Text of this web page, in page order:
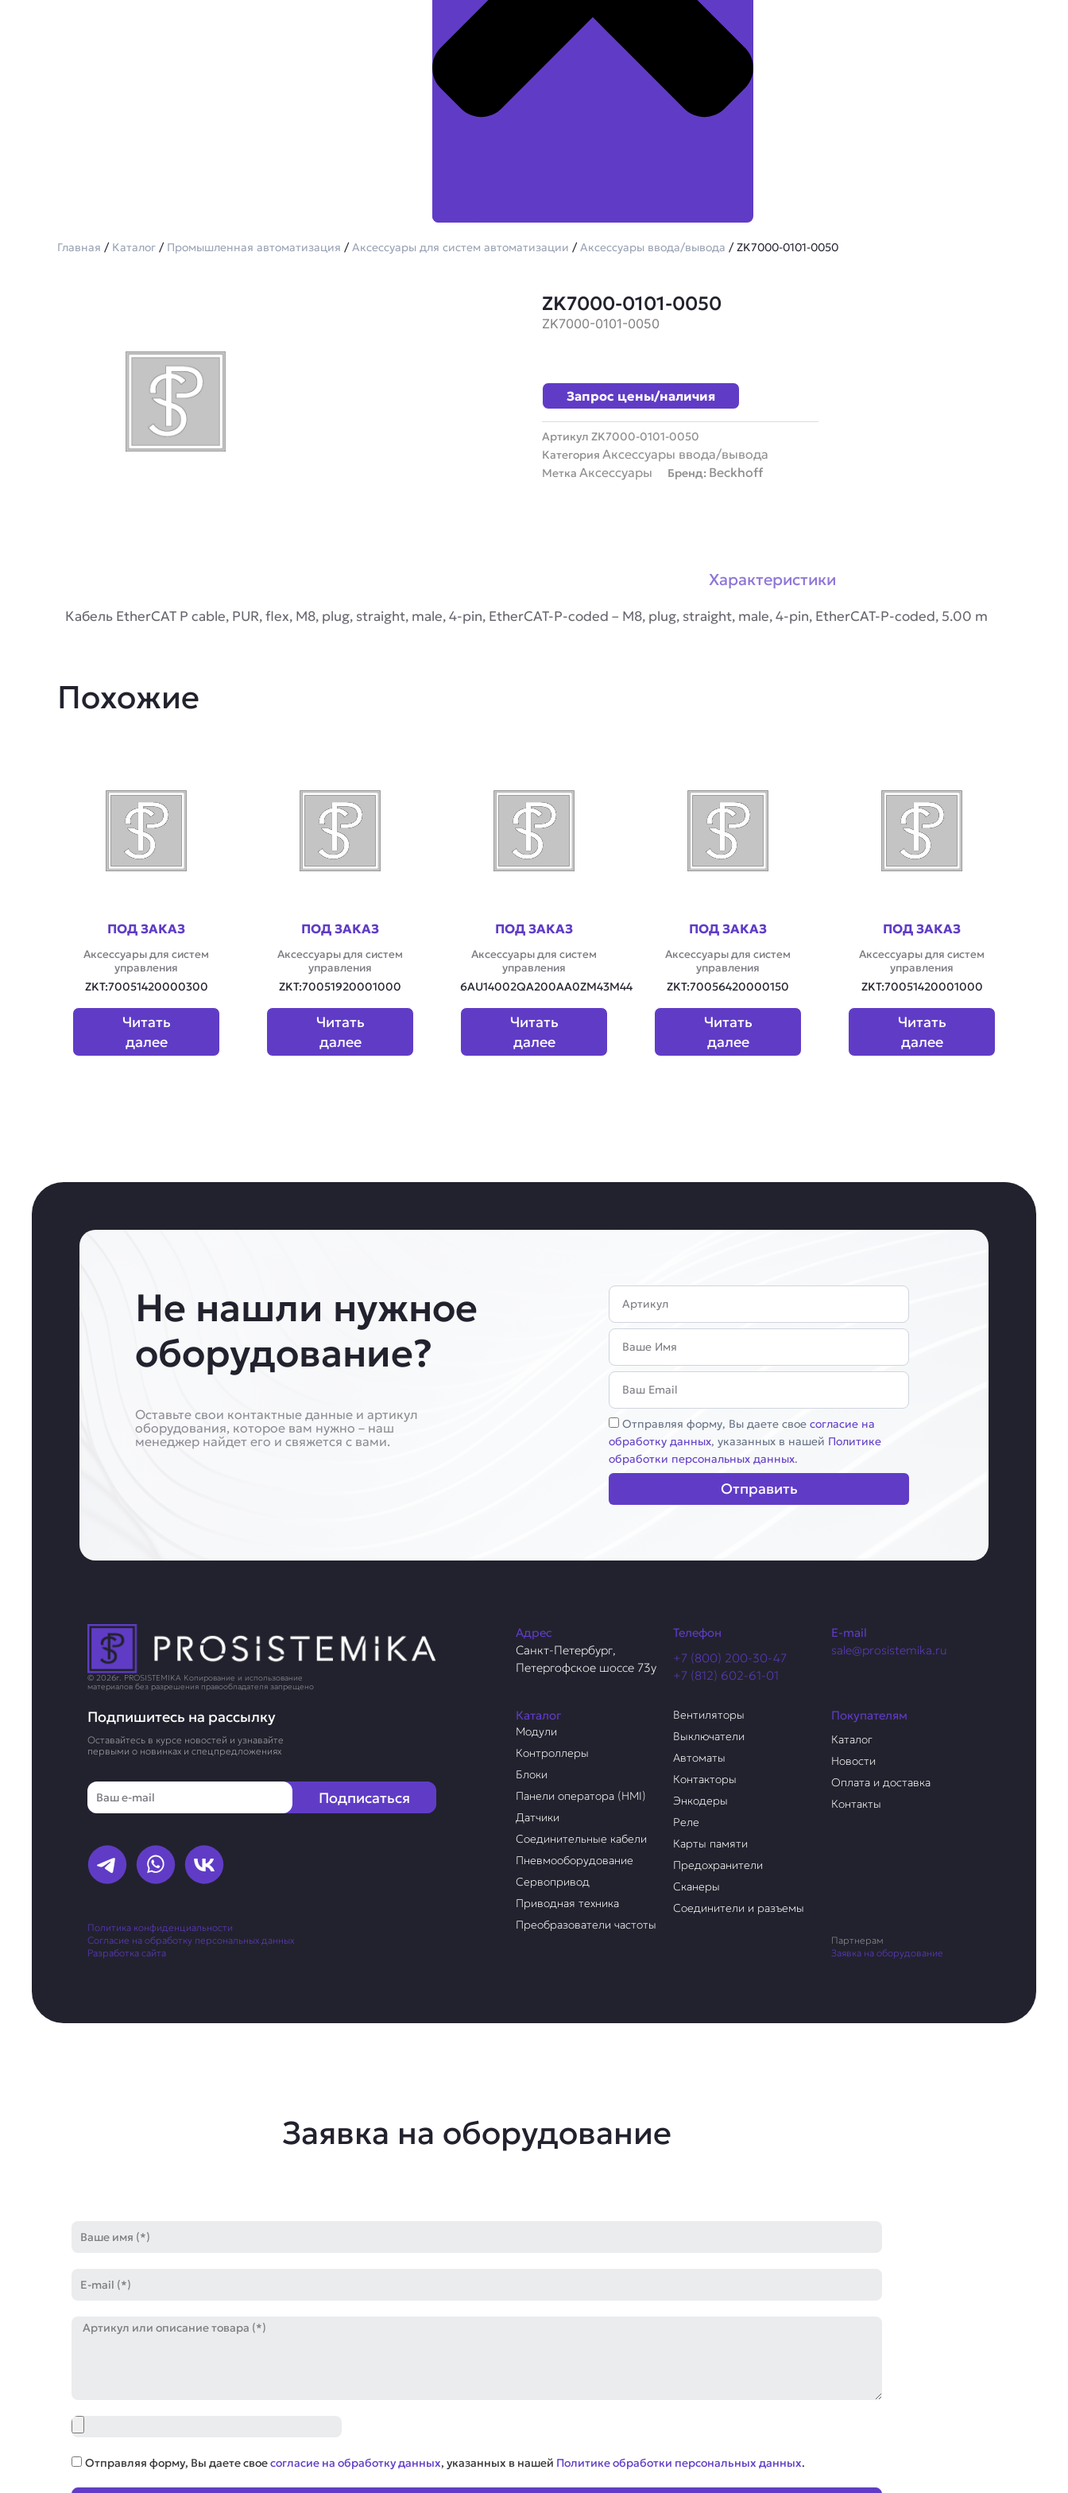
Главная / Каталог / Промышленная автоматизация /Аксессуары для систем автоматизации /Аксессуары ввода/вывода / ZK7000-0101-0050
ZK7000-0101-0050
ZK7000-0101-0050
Запрос цены/наличия
Артикул ZK7000-0101-0050
Категория Аксессуары ввода/вывода
Метка Аксессуары Бренд: Beckhoff
Характеристики
Кабель EtherCAT P cable, PUR, flex, M8, plug, straight, male, 4-pin, EtherCAT-P-coded – M8, plug, straight, male, 4-pin, EtherCAT-P-coded, 5.00 m
Похожие
ПОД ЗАКАЗ
Аксессуары для систем
управления
ZKT:70051420000300
Читать
далее
ПОД ЗАКАЗ
Аксессуары для систем
управления
ZKT:70051920001000
Читать
далее
ПОД ЗАКАЗ
Аксессуары для систем
управления
6AU14002QA200AA0ZM43M44
Читать
далее
ПОД ЗАКАЗ
Аксессуары для систем
управления
ZKT:70056420000150
Читать
далее
ПОД ЗАКАЗ
Аксессуары для систем
управления
ZKT:70051420001000
Читать
далее
Не нашли нужное
оборудование?
Оставьте свои контактные данные и артикул
оборудования, которое вам нужно – наш
менеджер найдет его и свяжется с вами.
Артикул
Имя
Email
Соглашение
Отправляя форму, Вы даете своесогласие на
обработку данных, указанных в нашей Политике
обработки персональных данных.
Отправить
© 2026г. PROSISTEMIKA Копирование и использование
материалов без разрешения правообладателя запрещено
Адрес
Санкт-Петербург,
Петергофское шоссе 73у
Телефон
+7 (800) 200-30-47
+7 (812) 602-61-01
E-mail
sale@prosistemika.ru
Подпишитесь на рассылку
Оставайтесь в курсе новостей и узнавайте
первыми о новинках и спецпредложениях
Email
Подписаться
Политика конфиденциальности
Согласие на обработку персональных данных
Разработка сайта
Каталог
Модули
Контроллеры
Блоки
Панели оператора (HMI)
Датчики
Соединительные кабели
Пневмооборудование
Сервопривод
Приводная техника
Преобразователи частоты
Вентиляторы
Выключатели
Автоматы
Контакторы
Энкодеры
Реле
Карты памяти
Предохранители
Сканеры
Соединители и разъемы
Покупателям
Каталог
Новости
Оплата и доставка
Контакты
Партнерам
Заявка на оборудование
Заявка на оборудование
mail
Артикул
Файл
Соглашение
Отправляя форму, Вы даете своесогласие на обработку данных, указанных в нашей Политике обработки персональных данных.